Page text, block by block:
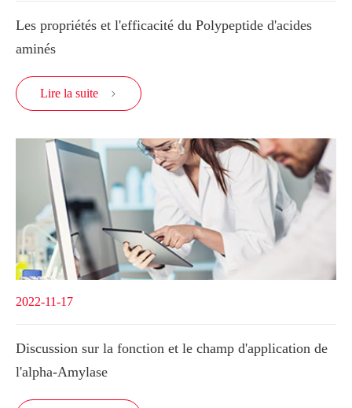
Les propriétés et l'efficacité du Polypeptide d'acides
aminés
Lire la suite 
2022-11-17
Discussion sur la fonction et le champ d'application de
l'alpha-Amylase